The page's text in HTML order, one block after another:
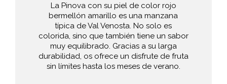
La Pinova con su piel de color rojo
bermellón amarillo es una manzana
típica de Val Venosta. No solo es
colorida, sino que también tiene un sabor
muy equilibrado. Gracias a su larga
durabilidad, os ofrece un disfrute de fruta
sin límites hasta los meses de verano.